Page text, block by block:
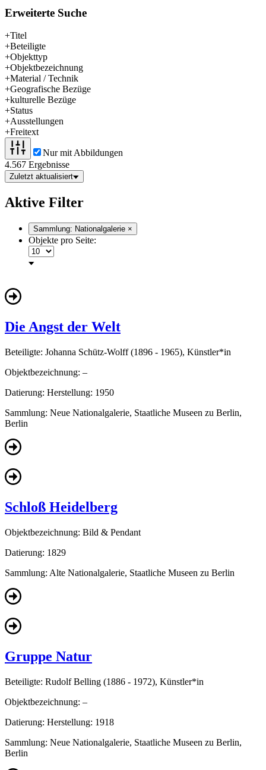
Erweiterte Suche
+Titel
+Beteiligte
+Objekttyp
+Objektbezeichnung
+Material / Technik
+Geografische Bezüge
+kulturelle Bezüge
+Status
+Ausstellungen
+Freitext
Nur mit Abbildungen
4.567 Ergebnisse
Zuletzt aktualisiert
Aktive Filter
Sammlung: Nationalgalerie ×
Objekte pro Seite:
Die Angst der Welt
Beteiligte: Johanna Schütz-Wolff (1896 - 1965), Künstler*in
Objektbezeichnung: –
Datierung: Herstellung: 1950
Sammlung: Neue Nationalgalerie, Staatliche Museen zu Berlin,
Berlin
Schloß Heidelberg
Objektbezeichnung: Bild & Pendant
Datierung: 1829
Sammlung: Alte Nationalgalerie, Staatliche Museen zu Berlin
Gruppe Natur
Beteiligte: Rudolf Belling (1886 - 1972), Künstler*in
Objektbezeichnung: –
Datierung: Herstellung: 1918
Sammlung: Neue Nationalgalerie, Staatliche Museen zu Berlin,
Berlin